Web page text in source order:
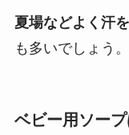
夏場などよく汗
も多いでしょう。
ベビー用ソー